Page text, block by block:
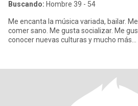
Buscando: Hombre 39 - 54
Me encanta la música variada, bailar. Me gusta la naturaleza
comer sano. Me gusta socializar. Me gusta la playa ir de viaje
conocer nuevas culturas y mucho más…